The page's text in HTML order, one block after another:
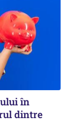
în
dintre